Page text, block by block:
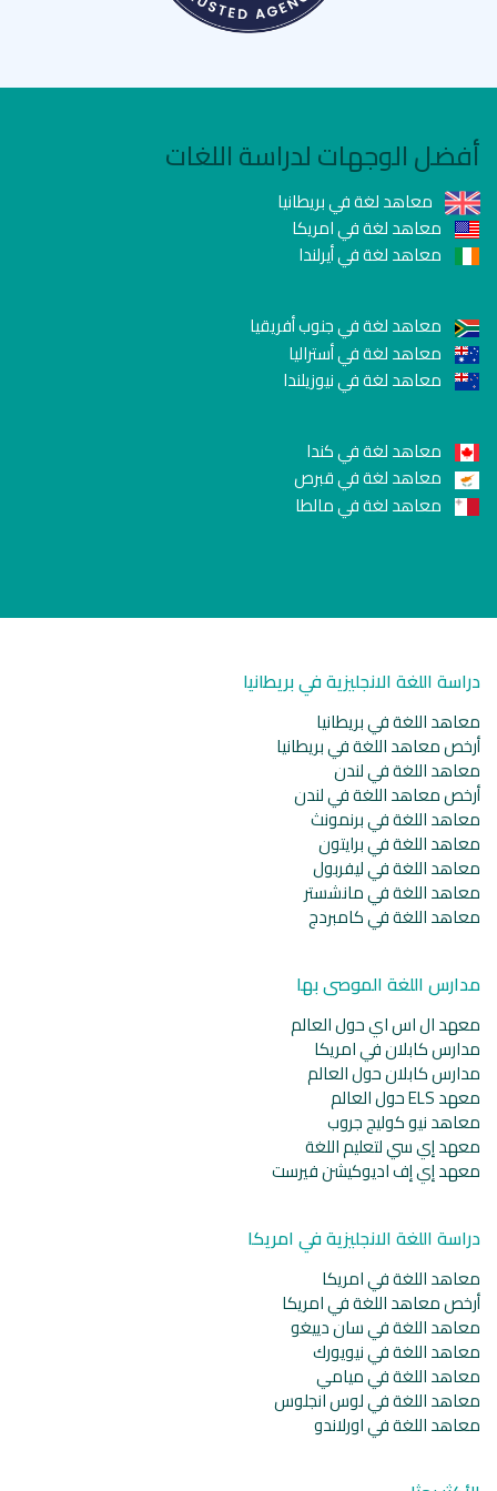
أفضل الوجهات لدراسة اللغات
معاهد لغة في بريطانيا
معاهد لغة في امريكا
معاهد لغة في أيرلندا
معاهد لغة في جنوب أفريقيا
معاهد لغة في أستراليا
معاهد لغة في نيوزيلندا
معاهد لغة في كندا
معاهد لغة في قبرص
معاهد لغة في مالطا
دراسة اللغة الانجليزية في بريطانيا
معاهد اللغة في بريطانيا
أرخص معاهد اللغة في بريطانيا
معاهد اللغة في لندن
أرخص معاهد اللغة في لندن
معاهد اللغة في برنمونث
معاهد اللغة في برايتون
معاهد اللغة في ليفربول
معاهد اللغة في مانشستر
معاهد اللغة في كامبردج
مدارس اللغة الموصى بها
معهد ال اس اي حول العالم
مدارس كابلان في امريكا
مدارس كابلان حول العالم
معهد ELS حول العالم
معاهد نيو كوليج جروب
معهد إي سي لتعليم اللغة
معهد إي إف اديوكيشن فيرست
دراسة اللغة الانجليزية في امريكا
معاهد اللغة في امريكا
أرخص معاهد اللغة في امريكا
معاهد اللغة في سان دييغو
معاهد اللغة في نيويورك
معاهد اللغة في ميامي
معاهد اللغة في لوس انجلوس
معاهد اللغة في اورلاندو